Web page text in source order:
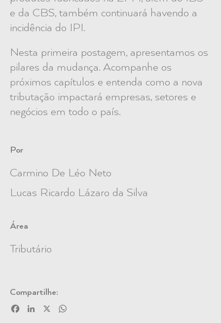
e da CBS, também continuará havendo a
incidência do IPI.
Nesta primeira postagem, apresentamos os
pilares da mudança. Acompanhe os
próximos capítulos e entenda como a nova
tributação impactará empresas, setores e
negócios em todo o país.
Por
Carmino De Léo Neto
Lucas Ricardo Lázaro da Silva
Área
Tributário
Compartilhe:
FacebookLinkedIn